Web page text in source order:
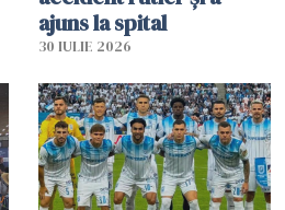
ajuns la spital
30 IULIE 2026